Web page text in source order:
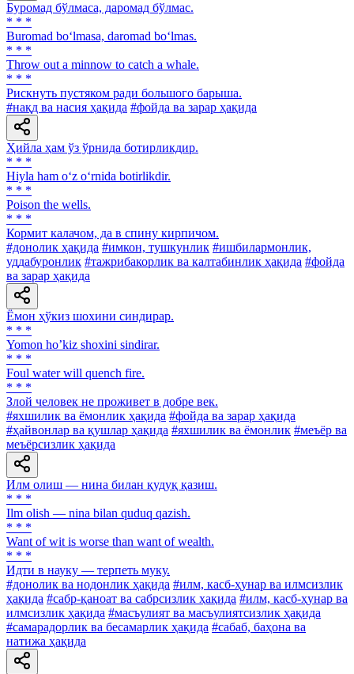
Буромад бўлмаса, даромад бўлмас.
* * *
Buromad bo‘lmasa, daromad bo‘lmas.
* * *
Throw out a minnow to catch a whale.
* * *
Рискнуть пустяком ради большого барыша.
#нақд ва насия ҳақида #фойда ва зарар ҳақида
Ҳийла ҳам ўз ўрнида ботирликдир.
* * *
Hiyla ham o‘z o‘rnida botirlikdir.
* * *
Poison the wells.
* * *
Кормит калачом, да в спину кирпичом.
#донолик ҳақида #имкон, тушкунлик #ишбилармонлик,
уддабуронлик #тажрибакорлик ва калтабинлик ҳақида #фойда
ва зарар ҳақида
Ёмон ҳўкиз шохини синдирар.
* * *
Yomon hoʼkiz shoxini sindirar.
* * *
Foul water will quench fire.
* * *
Злой человек не проживет в добре век.
#яхшилик ва ёмонлик ҳақида #фойда ва зарар ҳақида
#ҳайвонлар ва қушлар ҳақида #яхшилик ва ёмонлик #меъёр ва
меъёрсизлик ҳақида
Илм олиш — нина билан қудуқ қазиш.
* * *
Ilm olish — nina bilan quduq qazish.
* * *
Want of wit is worse than want of wealth.
* * *
Идти в науку — терпеть муку.
#донолик ва нодонлик ҳақида #илм, касб-ҳунар ва илмсизлик
ҳақида #сабр-қаноат ва сабрсизлик ҳақида #илм, касб-ҳунар ва
илмсизлик ҳақида #масъулият ва масъулиятсизлик ҳақида
#самарадорлик ва бесамарлик ҳақида #сабаб, баҳона ва
натижа ҳақида